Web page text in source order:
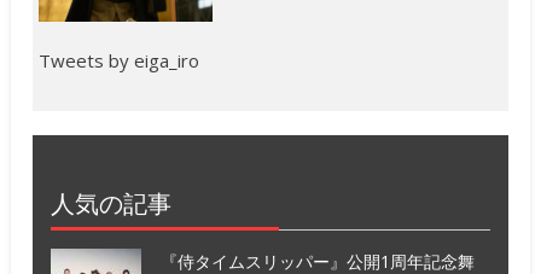
Tweets by eiga_iro
人気の記事
『侍タイムスリッパー』公開1周年記念舞